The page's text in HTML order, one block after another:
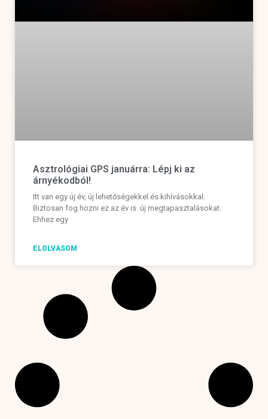
Asztrológiai GPS januárra: Lépj ki az
árnyékodból!
Itt van egy új év, új lehetőségekkel és kihívásokkal.
Biztosan fog hozni ez az év is új megtapasztalásokat.
Ehhez egy
ELOLVASOM